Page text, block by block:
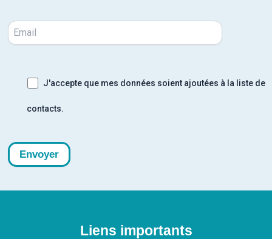
J'accepte que mes données soient ajoutées à la liste de
contacts.
Liens importants